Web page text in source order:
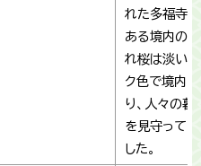
れた多福寺。
ある境内の
れ桜は淡い
ク色で境内
り、人々の暮
を見守って
した。